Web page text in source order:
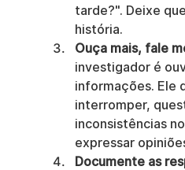
tarde?". Deixe
história.
Ouça mais, fale
investigador é
informações. Ele
interromper,
inconsistências
expressar
Documente as